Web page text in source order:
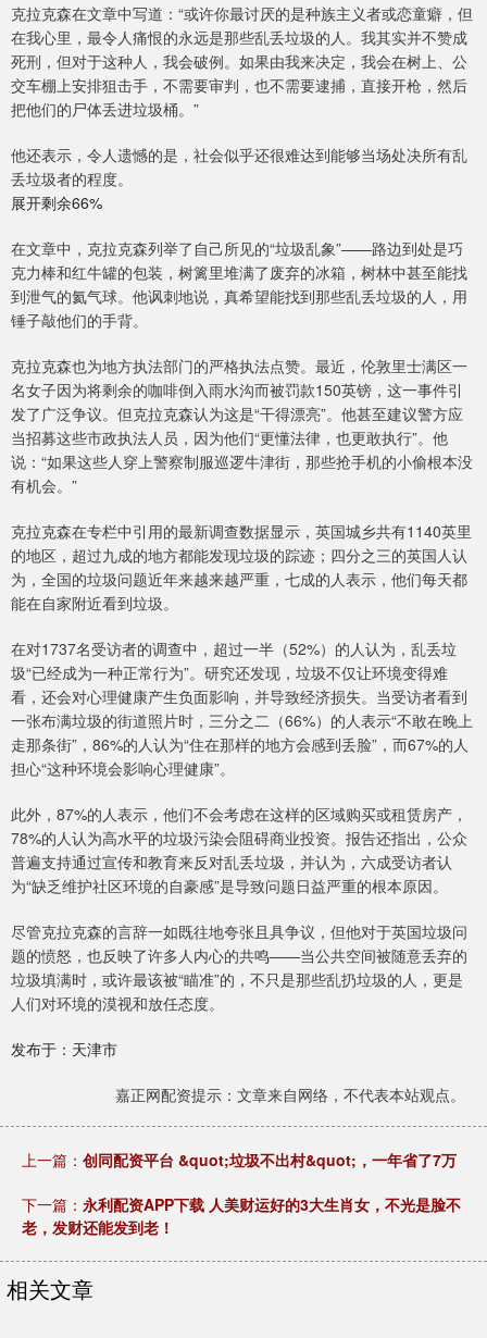
克拉克森在文章中写道：“或许你最讨厌的是种族主义者或恋童癖，但
在我心里，最令人痛恨的永远是那些乱丢垃圾的人。我其实并不赞成
死刑，但对于这种人，我会破例。如果由我来决定，我会在树上、公
交车棚上安排狙击手，不需要审判，也不需要逮捕，直接开枪，然后
把他们的尸体丢进垃圾桶。”
他还表示，令人遗憾的是，社会似乎还很难达到能够当场处决所有乱
丢垃圾者的程度。
展开剩余66%
在文章中，克拉克森列举了自己所见的“垃圾乱象”——路边到处是巧
克力棒和红牛罐的包装，树篱里堆满了废弃的冰箱，树林中甚至能找
到泄气的氦气球。他讽刺地说，真希望能找到那些乱丢垃圾的人，用
锤子敲他们的手背。
克拉克森也为地方执法部门的严格执法点赞。最近，伦敦里士满区一
名女子因为将剩余的咖啡倒入雨水沟而被罚款150英镑，这一事件引
发了广泛争议。但克拉克森认为这是“干得漂亮”。他甚至建议警方应
当招募这些市政执法人员，因为他们“更懂法律，也更敢执行”。他
说：“如果这些人穿上警察制服巡逻牛津街，那些抢手机的小偷根本没
有机会。”
克拉克森在专栏中引用的最新调查数据显示，英国城乡共有1140英里
的地区，超过九成的地方都能发现垃圾的踪迹；四分之三的英国人认
为，全国的垃圾问题近年来越来越严重，七成的人表示，他们每天都
能在自家附近看到垃圾。
在对1737名受访者的调查中，超过一半（52%）的人认为，乱丢垃
圾“已经成为一种正常行为”。研究还发现，垃圾不仅让环境变得难
看，还会对心理健康产生负面影响，并导致经济损失。当受访者看到
一张布满垃圾的街道照片时，三分之二（66%）的人表示“不敢在晚上
走那条街”，86%的人认为“住在那样的地方会感到丢脸”，而67%的人
担心“这种环境会影响心理健康”。
此外，87%的人表示，他们不会考虑在这样的区域购买或租赁房产，
78%的人认为高水平的垃圾污染会阻碍商业投资。报告还指出，公众
普遍支持通过宣传和教育来反对乱丢垃圾，并认为，六成受访者认
为“缺乏维护社区环境的自豪感”是导致问题日益严重的根本原因。
尽管克拉克森的言辞一如既往地夸张且具争议，但他对于英国垃圾问
题的愤怒，也反映了许多人内心的共鸣——当公共空间被随意丢弃的
垃圾填满时，或许最该被“瞄准”的，不只是那些乱扔垃圾的人，更是
人们对环境的漠视和放任态度。
发布于：天津市
嘉正网配资提示：文章来自网络，不代表本站观点。
上一篇： 创同配资平台 &quot;垃圾不出村&quot;，一年省了7万
下一篇： 永利配资APP下载 人美财运好的3大生肖女，不光是脸不
老，发财还能发到老！
相关文章